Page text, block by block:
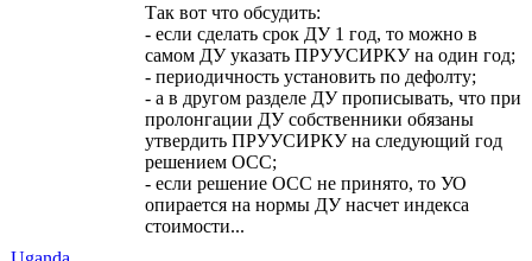
Так вот что обсудить:
- если сделать срок ДУ 1 год, то можно в
самом ДУ указать ПРУУСИРКУ на один год;
- периодичность установить по дефолту;
- а в другом разделе ДУ прописывать, что при
пролонгации ДУ собственники обязаны
утвердить ПРУУСИРКУ на следующий год
решением ОСС;
- если решение ОСС не принято, то УО
опирается на нормы ДУ насчет индекса
стоимости...